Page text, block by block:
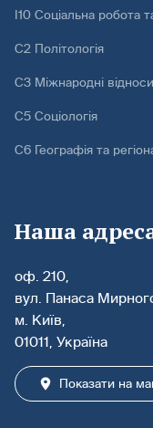
І10 Соціальна робота
С2 Політологія
С3 Міжнародні
С5 Соціологія
С6 Географія та
Наша
оф. 210,
вул. Панаса
м. Київ,
01011, Україна
Показати на